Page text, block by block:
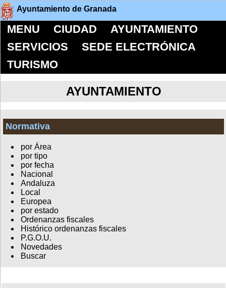
Ayuntamiento de Granada
MENU CIUDAD
AYUNTAMIENTO
SERVICIOS
SEDE ELECTRÓNICA
TURISMO
AYUNTAMIENTO
Normativa
por Área
por tipo
por fecha
Nacional
Andaluza
Local
Europea
por estado
Ordenanzas fiscales
Histórico ordenanzas fiscales
P.G.O.U.
Novedades
Buscar